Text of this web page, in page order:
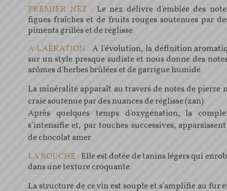
PREMIER NEZ : Le nez délivre d'emblée des
figues fraîches et de fruits rouges soutenues par
piments grillés et de réglisse.
A L'AÉRATION : A l'évolution, la définition
sur un style presque sudiste et nous donne des
arômes d'herbes brûlées et de garrigue humide.
La minéralité apparaît au travers de notes de pierre
craie soutenue par des nuances de réglisse (zan).
Après quelques temps d'oxygénation, la
s’intensifie et, par touches successives,
de chocolat amer.
LA BOUCHE : Elle est dotée de tanins légers qui
dans une texture croquante.
La structure de ce vin est souple et s'amplifie au fur